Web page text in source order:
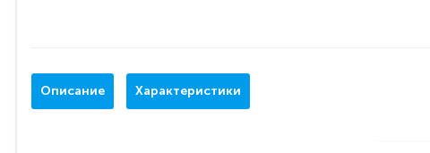
Описание Характеристики